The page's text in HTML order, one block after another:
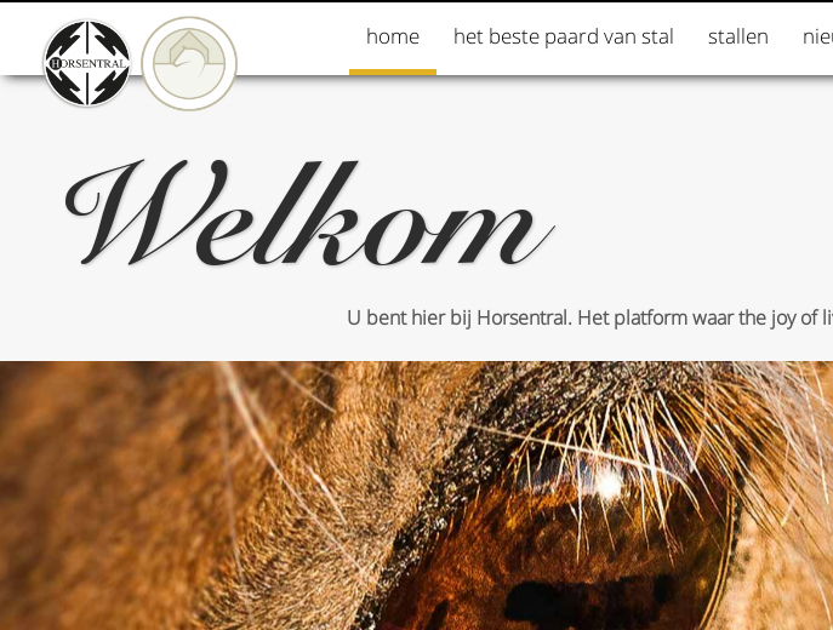
home het beste paard van stal stallen
Welkom
U bent hier bij Horsentral. Het platform waar the joy of